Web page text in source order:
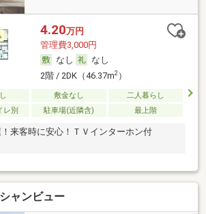
4.20万円
管理費3,000円
なし
なし
2階 / 2DK（46.37m2）
敷金なし
二人暮らし
レ別
駐車場(近隣含) 最上階
来客時に安心！ＴＶインターホン付
ャンビュー